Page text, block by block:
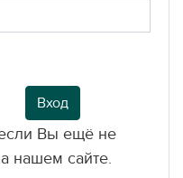
Вход
Вы ещё не
нашем сайте.